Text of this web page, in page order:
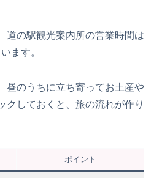
道の駅観光案内所の営業時間は
ます。
昼のうちに立ち寄ってお土産や
クしておくと、旅の流れが作り
ポイント